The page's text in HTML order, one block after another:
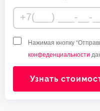
Нажимая кнопку
конфеденциальности
Узнать